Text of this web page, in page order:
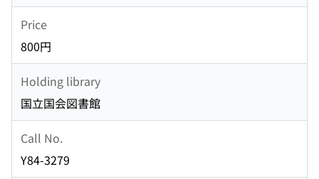
Price
800円
Holding library
国立国会図書館
Call No.
Y84-3279